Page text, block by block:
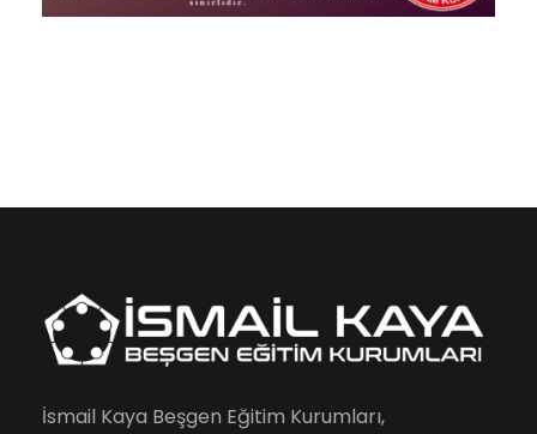
İsmail Kaya Beşgen Eğitim Kurumları,